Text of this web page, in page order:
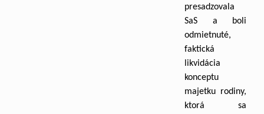
presadzovala
SaS a boli
odmietnuté,
faktická
likvidácia
konceptu
majetku rodiny,
ktorá sa